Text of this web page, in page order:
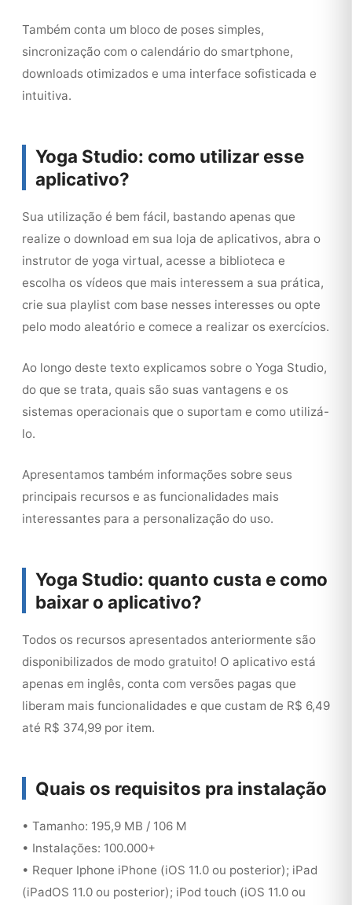
Também conta um bloco de poses simples,
sincronização com o calendário do smartphone,
downloads otimizados e uma interface sofisticada e
intuitiva.
Yoga Studio: como utilizar esse
aplicativo?
Sua utilização é bem fácil, bastando apenas que
realize o download em sua loja de aplicativos, abra o
instrutor de yoga virtual, acesse a biblioteca e
escolha os vídeos que mais interessem a sua prática,
crie sua playlist com base nesses interesses ou opte
pelo modo aleatório e comece a realizar os exercícios.
Ao longo deste texto explicamos sobre o Yoga Studio,
do que se trata, quais são suas vantagens e os
sistemas operacionais que o suportam e como utilizá-
lo.
Apresentamos também informações sobre seus
principais recursos e as funcionalidades mais
interessantes para a personalização do uso.
Yoga Studio: quanto custa e como
baixar o aplicativo?
Todos os recursos apresentados anteriormente são
disponibilizados de modo gratuito! O aplicativo está
apenas em inglês, conta com versões pagas que
liberam mais funcionalidades e que custam de R$ 6,49
até R$ 374,99 por item.
Quais os requisitos pra instalação
• Tamanho: 195,9 MB / 106 M
• Instalações: 100.000+
• Requer Iphone iPhone (iOS 11.0 ou posterior); iPad
(iPadOS 11.0 ou posterior); iPod touch (iOS 11.0 ou